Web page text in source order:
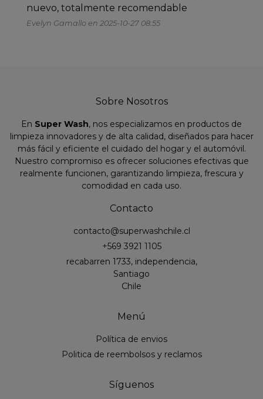
nuevo, totalmente recomendable
Evelyn Gamallo en 2025-10-27 08:55
Sobre Nosotros
En Super Wash, nos especializamos en productos de
limpieza innovadores y de alta calidad, diseñados para hacer
más fácil y eficiente el cuidado del hogar y el automóvil.
Nuestro compromiso es ofrecer soluciones efectivas que
realmente funcionen, garantizando limpieza, frescura y
comodidad en cada uso.
Contacto
contacto@superwashchile.cl
+569 3921 1105
recabarren 1733, independencia,
Santiago
Chile
Menú
Política de envios
Politica de reembolsos y reclamos
Síguenos